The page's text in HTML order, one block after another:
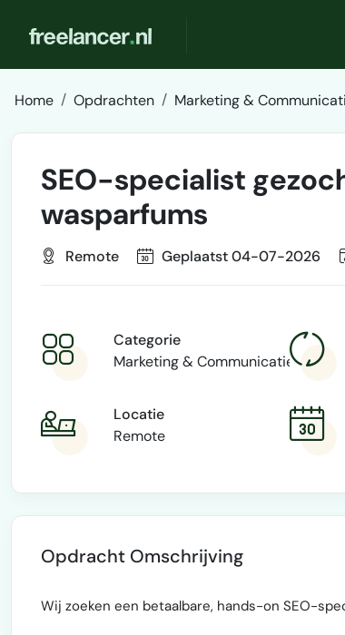
Home Opdrachten Marketing &
SEO-specialist
wasparfums
Remote Geplaatst 04-07-2026
Categorie
Marketing & Communicatie
Locatie
Remote
Opdracht Omschrijving
Wij zoeken een betaalbare, hands-on SEO-